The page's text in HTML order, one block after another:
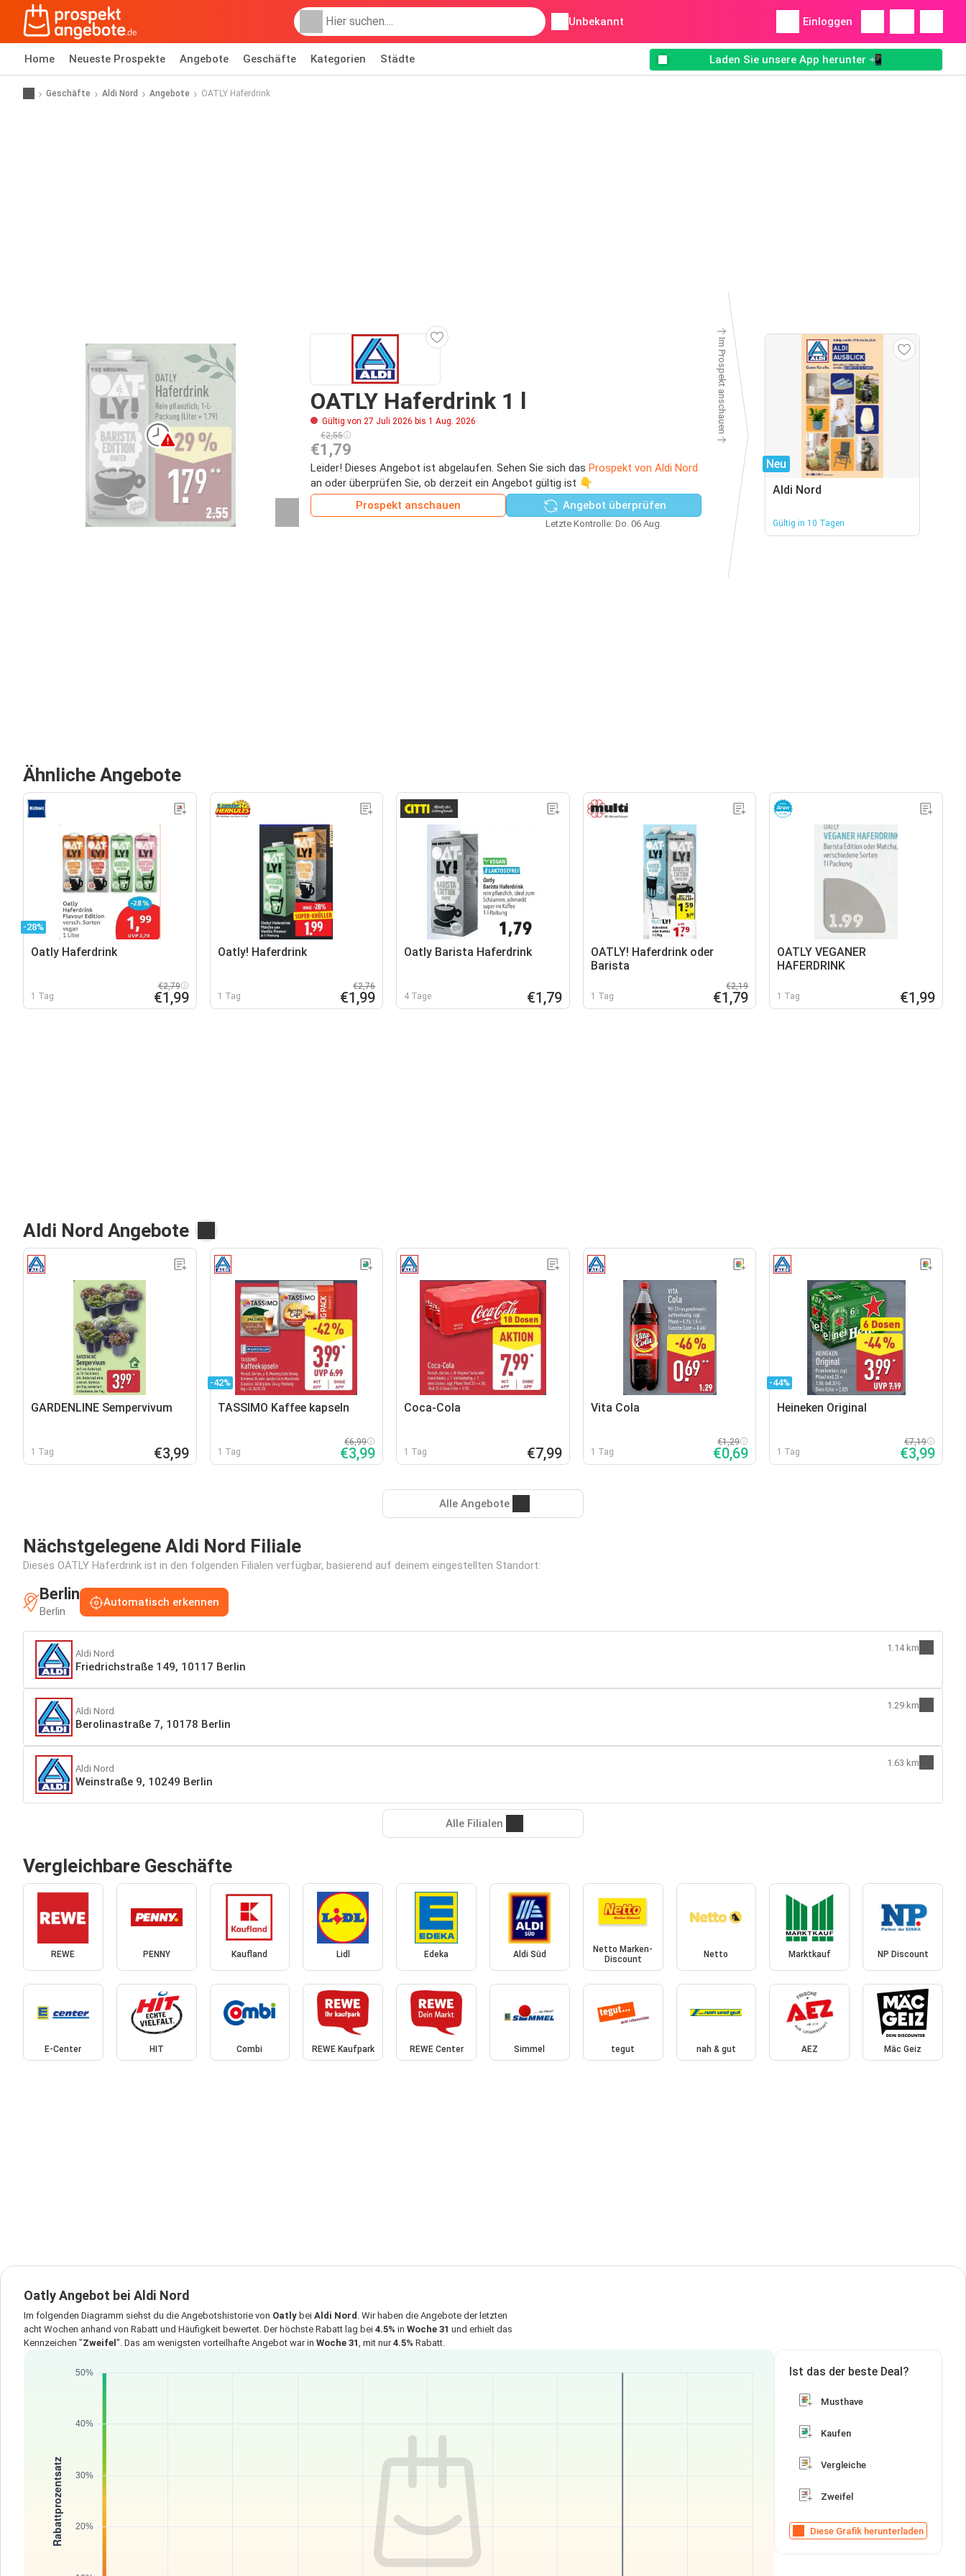
Unbekannt Einloggen
Home Neueste Prospekte Angebote Geschäfte Kategorien Städte Laden Sie unsere App herunter 📲
Geschäfte Aldi Nord Angebote OATLY Haferdrink
OATLY Haferdrink 1 l
Gültig von 27 Juli 2026 bis 1 Aug. 2026
€2,55
€1,79
Leider! Dieses Angebot ist abgelaufen. Sehen Sie sich das Prospekt von Aldi Nord
an oder überprüfen Sie, ob derzeit ein Angebot gültig ist 👇
Prospekt anschauen
Angebot überprüfen
Letzte Kontrolle: Do. 06 Aug.
Im Prospekt anschauen
Neu
Aldi Nord
Gültig in 10 Tagen
Ähnliche Angebote
-28%
Oatly Haferdrink
1 Tag
€2,79
€1,99
Oatly! Haferdrink
1 Tag
€2,76
€1,99
Oatly Barista Haferdrink
4 Tage €1,79
OATLY! Haferdrink oder
Barista
1 Tag
€2,19
€1,79
OATLY VEGANER
HAFERDRINK
1 Tag €1,99
Aldi Nord Angebote
GARDENLINE Sempervivum
1 Tag €3,99
-42%
TASSIMO Kaffee kapseln
1 Tag
€6,99
€3,99
Coca-Cola
1 Tag €7,99
Vita Cola
1 Tag
€1,29
€0,69
-44%
Heineken Original
1 Tag
€7,19
€3,99
Alle Angebote
Nächstgelegene Aldi Nord Filiale
Dieses OATLY Haferdrink ist in den folgenden Filialen verfügbar, basierend auf deinem eingestellten Standort:
Berlin
Berlin
Automatisch erkennen
Aldi Nord
Friedrichstraße 149, 10117 Berlin
1.14 km
Aldi Nord
Berolinastraße 7, 10178 Berlin
1.29 km
Aldi Nord
Weinstraße 9, 10249 Berlin
1.63 km
Alle Filialen
Vergleichbare Geschäfte
REWE PENNY Kaufland Lidl Edeka Aldi Süd
Netto Marken-
Discount
Netto Marktkauf NP Discount
E-Center HIT Combi REWE Kaufpark REWE Center Simmel tegut nah & gut AEZ Mäc Geiz
Oatly Angebot bei Aldi Nord
Im folgenden Diagramm siehst du die Angebotshistorie von Oatly bei Aldi Nord . Wir haben die Angebote der letzten
acht Wochen anhand von Rabatt und Häufigkeit bewertet. Der höchste Rabatt lag bei 4.5% in Woche 31 und erhielt das
Kennzeichen "Zweifel ". Das am wenigsten vorteilhafte Angebot war in Woche 31, mit nur4.5% Rabatt.
Ist das der beste Deal?
Musthave
Kaufen
Vergleiche
Zweifel
Diese Grafik herunterladen